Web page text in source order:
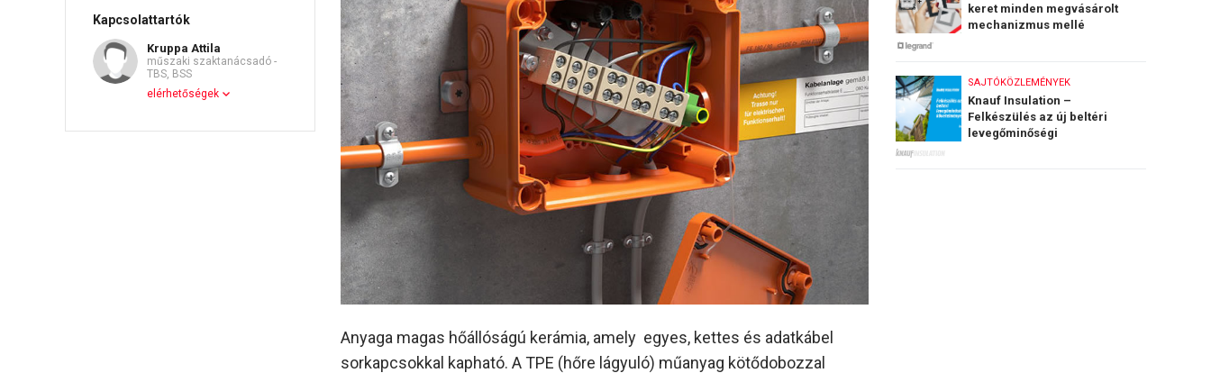
Kapcsolattartók
Kruppa Attila
műszaki szaktanácsadó -
TBS, BSS
elérhetőségek
Anyaga magas hőállóságú kerámia, amely egyes, kettes és adatkábel
sorkapcsokkal kapható. A TPE (hőre lágyuló) műanyag kötődobozzal
keret minden megvásárolt
mechanizmus mellé
SAJTÓKÖZLEMÉNYEK
Knauf Insulation –
Felkészülés az új beltéri
levegőminőségi